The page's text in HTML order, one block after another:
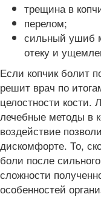
трещина в
перелом;
сильный ушиб
отеку и
Если копчик болит
решит врач по
целостности кости.
лечебные методы в
воздействие
дискомфорте. То,
боли после
сложности
особенностей